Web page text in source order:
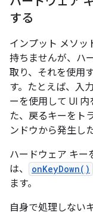
する
インプット メソッ
持ちませんが、ハ
取り、それを使用
す。たとえば、入
ーを使用して UI
た、戻るキーをト
ンドウから発生し
ハードウェア キー
は、
onKeyDown()
ます。
自身で処理しない